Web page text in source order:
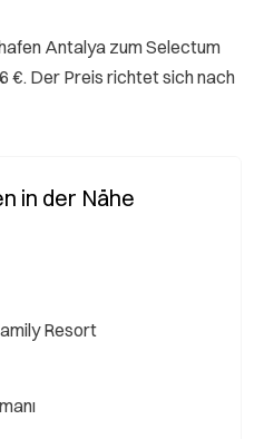
Antalya zum Selectum
€. Der Preis richtet sich nach
in der Nähe
Resort